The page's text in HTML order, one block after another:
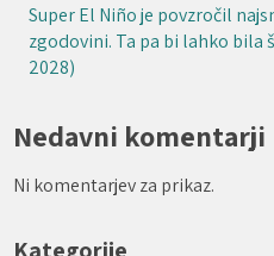
Super El Niño je povzročil
zgodovini. Ta pa bi lahko bila
2028)
Nedavni komentarji
Ni komentarjev za prikaz.